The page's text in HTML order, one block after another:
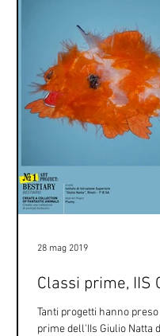
Classi prime, IIS
Tanti progetti hanno
prime dell'IIs Giulio Natta
28 mag 2019